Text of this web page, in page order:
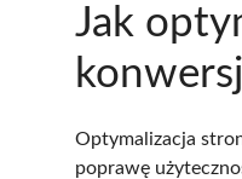
Jak
Optymalizacja
poprawę